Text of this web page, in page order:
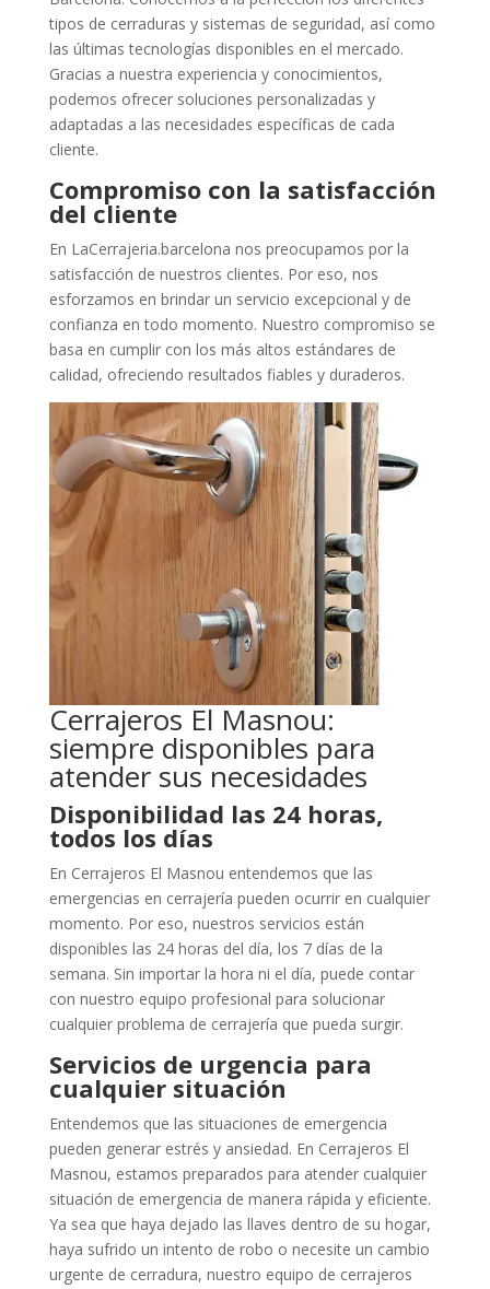
tipos de cerraduras y sistemas de seguridad, así como
las últimas tecnologías disponibles en el mercado.
Gracias a nuestra experiencia y conocimientos,
podemos ofrecer soluciones personalizadas y
adaptadas a las necesidades específicas de cada
cliente.
Compromiso con la satisfacción
del cliente
En LaCerrajeria.barcelona nos preocupamos por la
satisfacción de nuestros clientes. Por eso, nos
esforzamos en brindar un servicio excepcional y de
confianza en todo momento. Nuestro compromiso se
basa en cumplir con los más altos estándares de
calidad, ofreciendo resultados fiables y duraderos.
Cerrajeros El Masnou:
siempre disponibles para
atender sus necesidades
Disponibilidad las 24 horas,
todos los días
En Cerrajeros El Masnou entendemos que las
emergencias en cerrajería pueden ocurrir en cualquier
momento. Por eso, nuestros servicios están
disponibles las 24 horas del día, los 7 días de la
semana. Sin importar la hora ni el día, puede contar
con nuestro equipo profesional para solucionar
cualquier problema de cerrajería que pueda surgir.
Servicios de urgencia para
cualquier situación
Entendemos que las situaciones de emergencia
pueden generar estrés y ansiedad. En Cerrajeros El
Masnou, estamos preparados para atender cualquier
situación de emergencia de manera rápida y eficiente.
Ya sea que haya dejado las llaves dentro de su hogar,
haya sufrido un intento de robo o necesite un cambio
urgente de cerradura, nuestro equipo de cerrajeros